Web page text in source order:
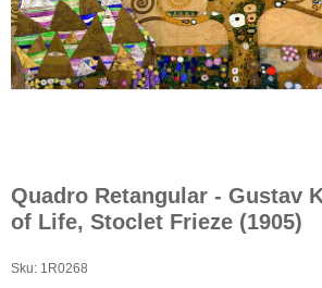
Quadro Retangular - Gustav
of Life, Stoclet Frieze (1905)
Sku: 1R0268